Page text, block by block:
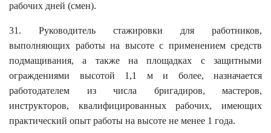
рабочих дней (смен).
31. Руководитель стажировки для работников,
выполняющих работы на высоте с применением средств
подмащивания, а также на площадках с защитными
ограждениями высотой 1,1 м и более, назначается
работодателем из числа бригадиров, мастеров,
инструкторов, квалифицированных рабочих, имеющих
практический опыт работы на высоте не менее 1 года.